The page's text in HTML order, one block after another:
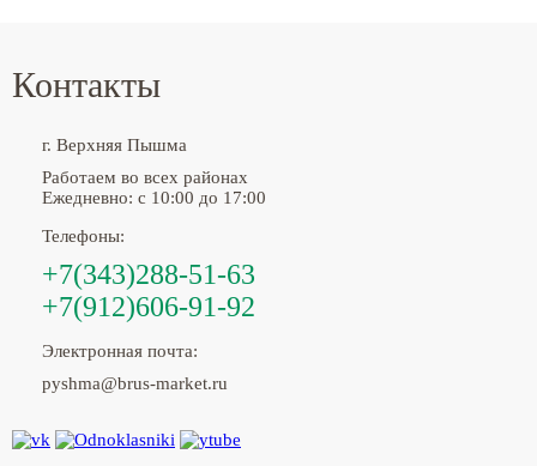
Контакты
г. Верхняя Пышма
Работаем во всех районах
Ежедневно: с 10:00 до 17:00
Телефоны:
+7(343)288-51-63
+7(912)606-91-92
Электронная почта:
pyshma@brus-market.ru